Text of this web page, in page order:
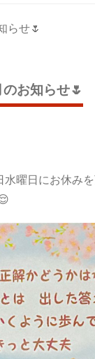
らせ🌷
お知らせ🌷
曜日にお休み